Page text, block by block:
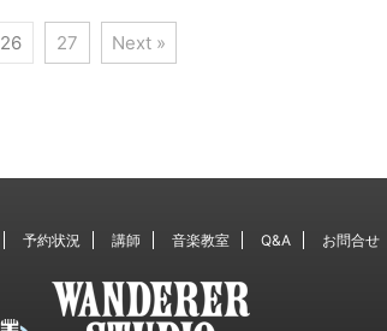
26 27 Next »
予約状況 講師 音楽教室 Q&A お問合せ